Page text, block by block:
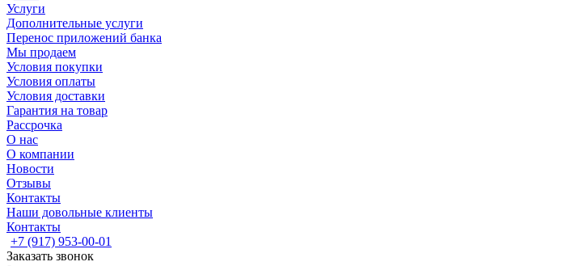
Услуги
Дополнительные услуги
Перенос приложений банка
Мы продаем
Условия покупки
Условия оплаты
Условия доставки
Гарантия на товар
Рассрочка
О нас
О компании
Новости
Отзывы
Контакты
Наши довольные клиенты
Контакты
+7 (917) 953-00-01
Заказать звонок